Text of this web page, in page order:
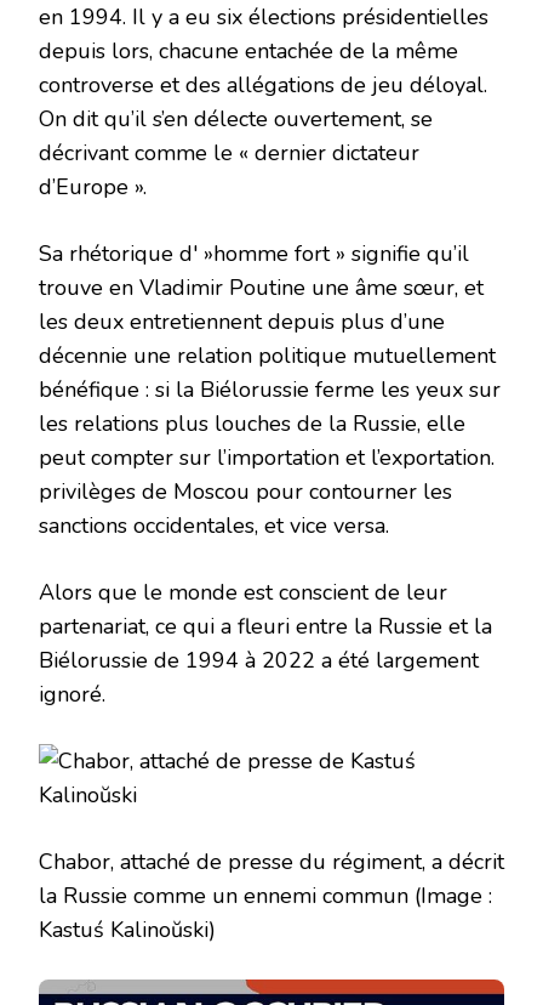
en 1994. Il y a eu six élections présidentielles
depuis lors, chacune entachée de la même
controverse et des allégations de jeu déloyal.
On dit qu’il s’en délecte ouvertement, se
décrivant comme le « dernier dictateur
d’Europe ».
Sa rhétorique d' »homme fort » signifie qu’il
trouve en Vladimir Poutine une âme sœur, et
les deux entretiennent depuis plus d’une
décennie une relation politique mutuellement
bénéfique : si la Biélorussie ferme les yeux sur
les relations plus louches de la Russie, elle
peut compter sur l’importation et l’exportation.
privilèges de Moscou pour contourner les
sanctions occidentales, et vice versa.
Alors que le monde est conscient de leur
partenariat, ce qui a fleuri entre la Russie et la
Biélorussie de 1994 à 2022 a été largement
ignoré.
Chabor, attaché de presse du régiment, a décrit
la Russie comme un ennemi commun (Image :
Kastuś Kalinoŭski)